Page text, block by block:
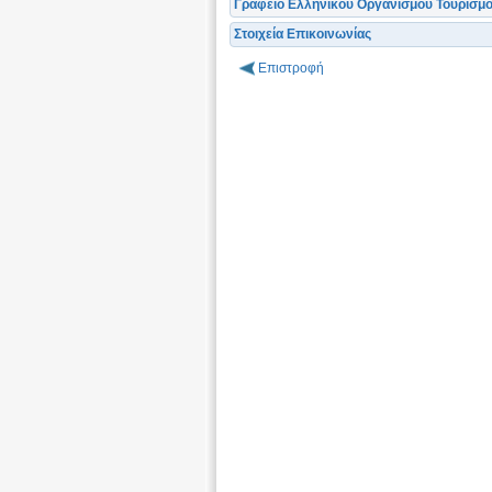
Γραφείο Ελληνικού Οργανισμού
Στοιχεία Επικοινωνίας
Επιστροφή